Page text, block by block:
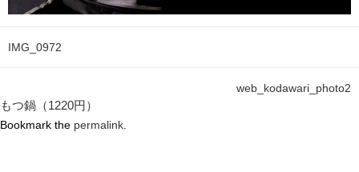
IMG_0972
web_kodawari_photo2
もつ鍋（1220円）
Bookmark the permalink